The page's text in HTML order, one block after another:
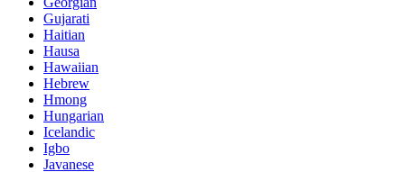
Gujarati
Haitian
Hausa
Hawaiian
Hebrew
Hmong
Hungarian
Icelandic
Igbo
Javanese